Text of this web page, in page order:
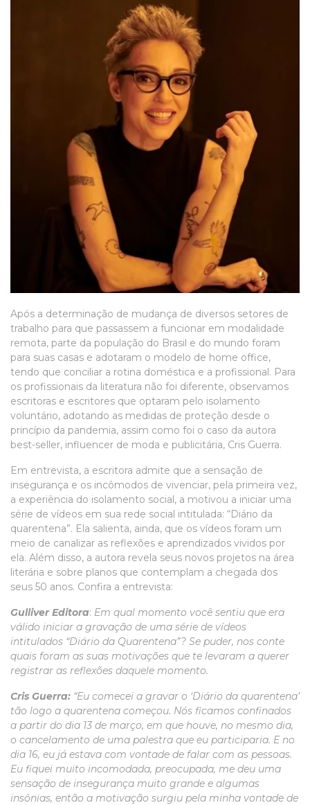
Após a determinação de mudança de diversos setores de
trabalho para que passassem a funcionar em modalidade
remota, parte da população do Brasil e do mundo foram
para suas casas e adotaram o modelo de home office,
tendo que conciliar a rotina doméstica e a profissional. Para
os profissionais da literatura não foi diferente, observamos
escritoras e escritores que optaram pelo isolamento
voluntário, adotando as medidas de proteção desde o
princípio da pandemia, assim como foi o caso da autora
best-seller, influencer de moda e publicitária, Cris Guerra.
Em entrevista, a escritora admite que a sensação de
insegurança e os incômodos de vivenciar, pela primeira vez,
a experiência do isolamento social, a motivou a iniciar uma
série de vídeos em sua rede social intitulada: “Diário da
quarentena”. Ela salienta, ainda, que os vídeos foram um
meio de canalizar as reflexões e aprendizados vividos por
ela. Além disso, a autora revela seus novos projetos na área
literária e sobre planos que contemplam a chegada dos
seus 50 anos. Confira a entrevista:
Gulliver Editora: Em qual momento você sentiu que era
válido iniciar a gravação de uma série de vídeos
intitulados “Diário da Quarentena”? Se puder, nos conte
quais foram as suas motivações que te levaram a querer
registrar as reflexões daquele momento.
Cris Guerra: “Eu comecei a gravar o ‘Diário da quarentena’
tão logo a quarentena começou. Nós ficamos confinados
a partir do dia 13 de março, em que houve, no mesmo dia,
o cancelamento de uma palestra que eu participaria. E no
dia 16, eu já estava com vontade de falar com as pessoas.
Eu fiquei muito incomodada, preocupada, me deu uma
sensação de insegurança muito grande e algumas
insônias, então a motivação surgiu pela minha vontade de